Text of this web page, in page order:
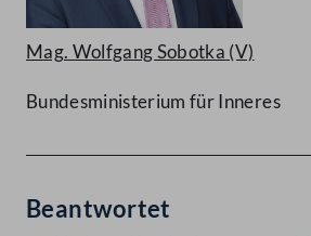
Mag. Wolfgang Sobotka (V)
Bundesministerium für Inneres
Beantwortet